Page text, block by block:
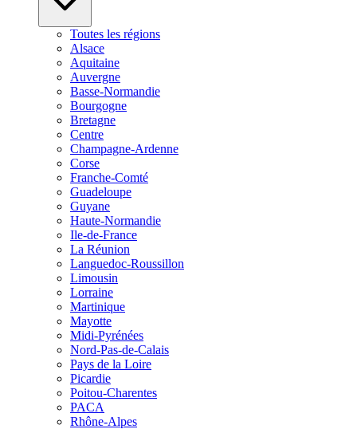
Toutes les régions
Alsace
Aquitaine
Auvergne
Basse-Normandie
Bourgogne
Bretagne
Centre
Champagne-Ardenne
Corse
Franche-Comté
Guadeloupe
Guyane
Haute-Normandie
Ile-de-France
La Réunion
Languedoc-Roussillon
Limousin
Lorraine
Martinique
Mayotte
Midi-Pyrénées
Nord-Pas-de-Calais
Pays de la Loire
Picardie
Poitou-Charentes
PACA
Rhône-Alpes